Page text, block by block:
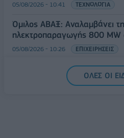
05/08/2026 - 10:41 ΤΕΧΝΟΛΟΓΙΑ
Όμιλος ΑΒΑΞ: Αναλαμβάνει
ηλεκτροπαραγωγής 800 MW
05/08/2026 - 10:26 ΕΠΙΧΕΙΡΗΣΕΙΣ
ΟΛΕΣ ΟΙ